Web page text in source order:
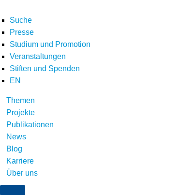
Suche
Presse
Studium und Promotion
Veranstaltungen
Stiften und Spenden
EN
Themen
Projekte
Publikationen
News
Blog
Karriere
Über uns